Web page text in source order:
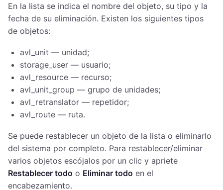
En la lista se indica el nombre del objeto, su tipo y la
fecha de su eliminación. Existen los siguientes tipos
de objetos:
avl_unit — unidad;
storage_user — usuario;
avl_resource — recurso;
avl_unit_group — grupo de unidades;
avl_retranslator — repetidor;
avl_route — ruta.
Se puede restablecer un objeto de la lista o eliminarlo
del sistema por completo. Para restablecer/eliminar
varios objetos escójalos por un clic y apriete
Restablecer todo o Eliminar todo en el
encabezamiento.